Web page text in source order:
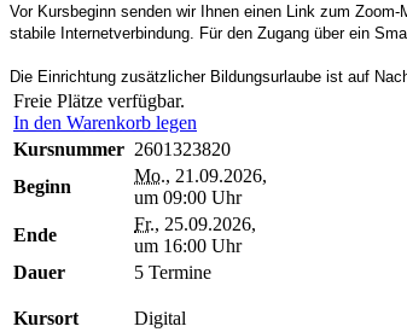
Vor Kursbeginn senden wir Ihnen einen Link zum
stabile Internetverbindung. Für den Zugang über ein
Die Einrichtung zusätzlicher Bildungsurlaube ist auf
Freie Plätze verfügbar.
In den Warenkorb legen
Kursnummer 2601323820
Beginn
Mo., 21.09.2026,
um 09:00 Uhr
Ende
Fr., 25.09.2026,
um 16:00 Uhr
Dauer
5 Termine
Kursort Digital